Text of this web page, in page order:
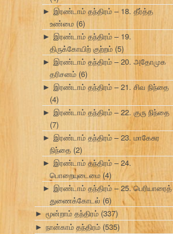
► இரண்டாம் தந்திரம் – 18. தீர்த்த
உண்மை (6)
► இரண்டாம் தந்திரம் – 19.
திருக்கோயிற் குற்றம் (5)
► இரண்டாம் தந்திரம் – 20. அதோமுக
தரிசனம் (6)
► இரண்டாம் தந்திரம் – 21. சிவ நிந்தை
(4)
► இரண்டாம் தந்திரம் – 22. குரு நிந்தை
(7)
► இரண்டாம் தந்திரம் – 23. மாகேசுர
நிந்தை (2)
► இரண்டாம் தந்திரம் – 24.
பொறையுடைமை (4)
► இரண்டாம் தந்திரம் – 25. பெரியாரைத்
துணைக்கோடல் (6)
► மூன்றாம் தந்திரம் (337)
► நான்காம் தந்திரம் (535)